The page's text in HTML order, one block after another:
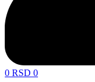
0 RSD 0